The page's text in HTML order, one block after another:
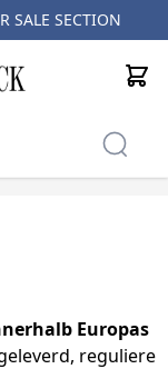
SALE SECTION
Cart
Europas
reguliere